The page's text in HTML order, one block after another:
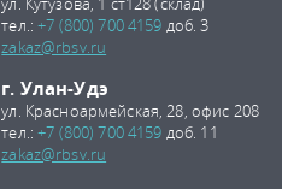
тел.:+7 (800) 700 4159 доб. 3
zakaz@rbsv.ru
г. Улан-Удэ
ул. Красноармейская, 28, офис 208
тел.:+7 (800) 700 4159 доб. 11
zakaz@rbsv.ru